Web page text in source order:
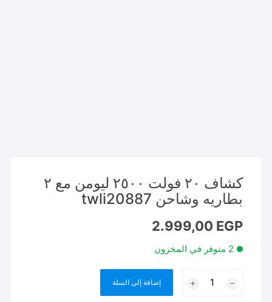
كشاف ٢٠ فولت ٢٥٠٠ ليومن مع ٢
بطاريه وشاحن twli20887
2.999,00 EGP
2 متوفر في المخزون
إضافة إلى السلة